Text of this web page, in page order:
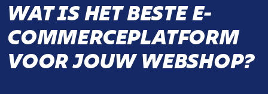
WAT IS HET BESTE E-
COMMERCEPLATFORM
VOOR JOUW WEBSHOP?